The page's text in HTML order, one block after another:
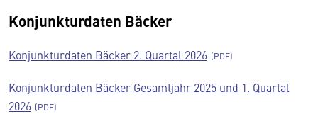
Konjunkturdaten Bäcker
Konjunkturdaten Bäcker 2. Quartal 2026
Konjunkturdaten Bäcker Gesamtjahr 2025 und 1. Quartal
2026